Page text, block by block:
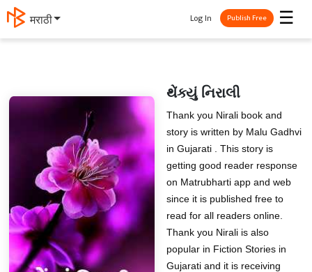
मराठी ☰
Log In Publish Free
થેંક્યું નિરાલી
Thank you Nirali book and
story is written by Malu Gadhvi
in Gujarati . This story is
getting good reader response
on Matrubharti app and web
since it is published free to
read for all readers online.
Thank you Nirali is also
popular in Fiction Stories in
Gujarati and it is receiving